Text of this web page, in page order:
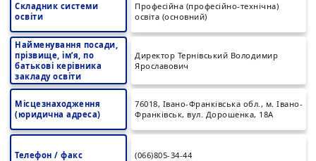
Складник системи
освіти
Професійна (професійно-технічна)
освіта (основний)
Найменування посади,
прізвище, ім’я, по
батькові керівника
закладу освіти
Директор Тернівський Володимир
Ярославович
Місцезнаходження
(юридична адреса)
76018, Івано-Франківська обл., м. Івано-
Франківськ, вул. Дорошенка, 18А
Телефон / факс (066)805-34-44